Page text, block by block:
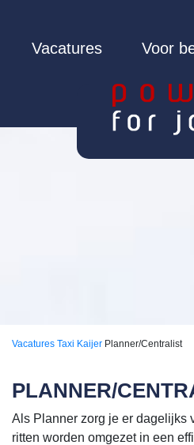
Vacatures Voor
Vacatures Taxi Kaijer Planner/Centralist
PLANNER/
Als Planner zorg je er dagelijks
ritten worden omgezet in een